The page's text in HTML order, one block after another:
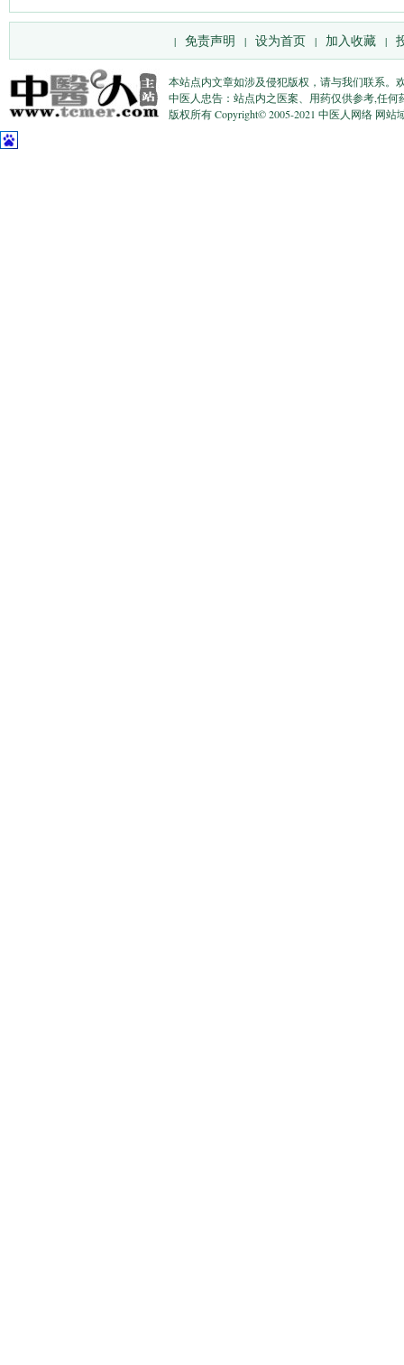
| 免责声明 | 设为首页 | 加入收藏 |
本站点内文章如涉及侵犯版权，请与我们联系。
中医人忠告：站点内之医案、用药仅供参考,任
版权所有 Copyright© 2005-2021 中医人网络 网站